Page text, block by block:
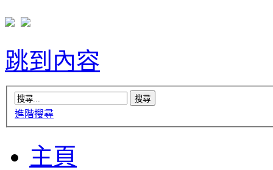
跳到內容
進階搜尋
主頁